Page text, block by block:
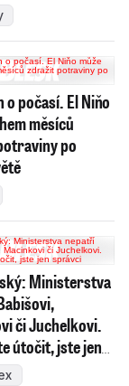
o počasí. El Niňo
měsíců
po
Ministerstva
či Juchelkovi.
útočit, jste jen